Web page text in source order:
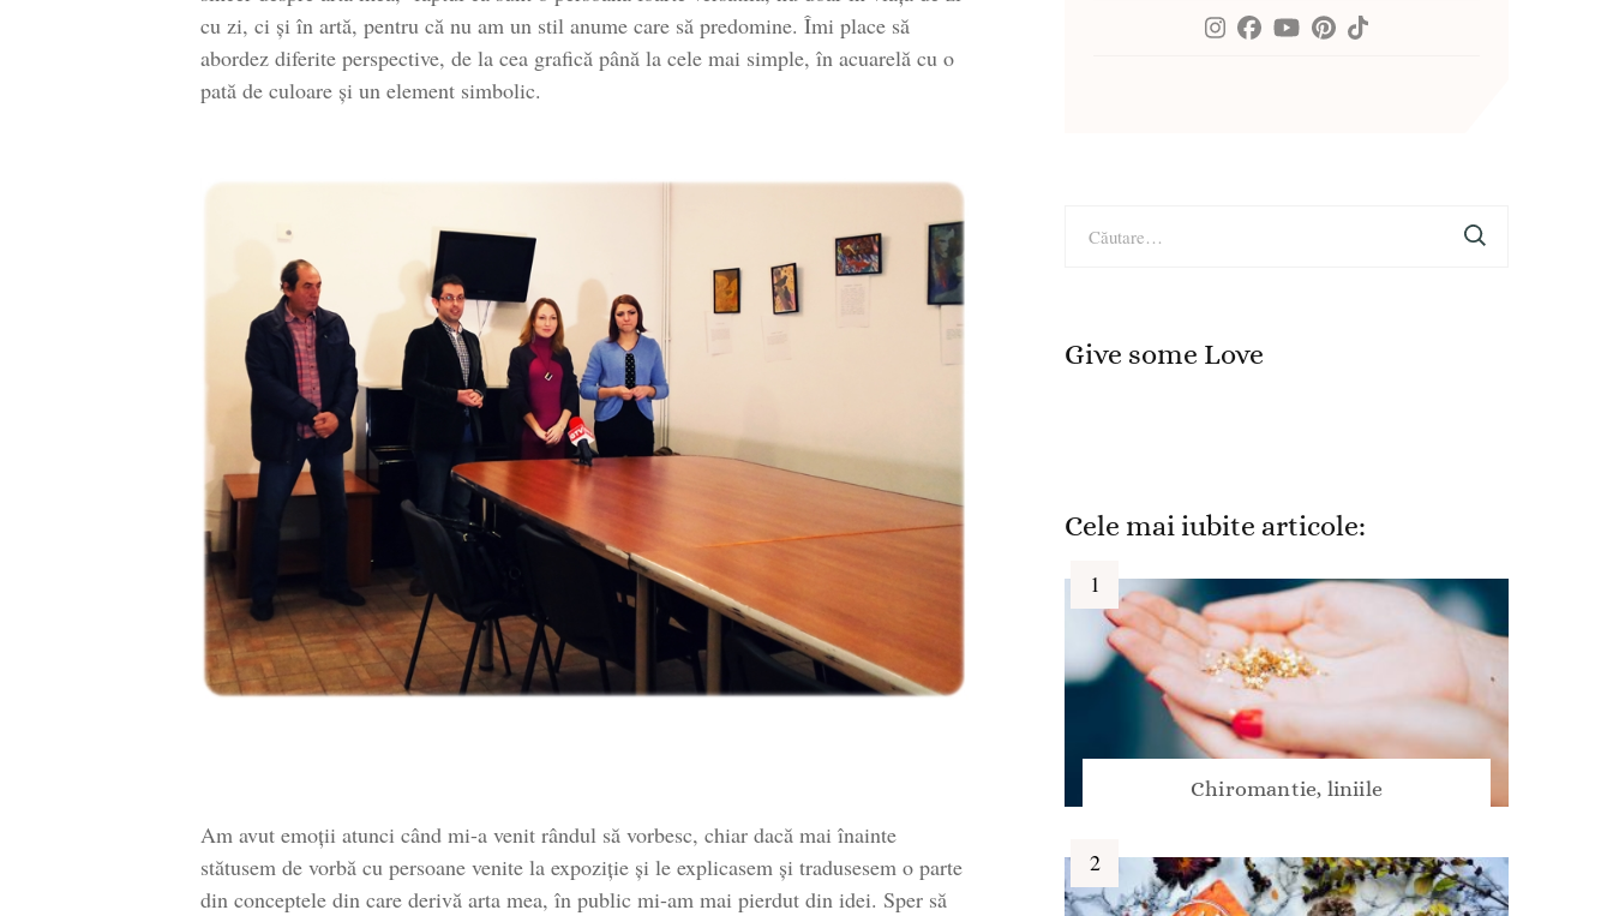
cu zi, ci și în artă, pentru că nu am un stil anume care să predomine. Îmi place să
abordez diferite perspective, de la cea grafică până la cele mai simple, în acuarelă cu o
pată de culoare și un element simbolic.
Am avut emoții atunci când mi-a venit rândul să vorbesc, chiar dacă mai înainte
stătusem de vorbă cu persoane venite la expoziție și le explicasem și tradusesem o parte
din conceptele din care derivă arta mea, în public mi-am mai pierdut din idei. Sper să
după:
Give some Love
Cele mai iubite articole:
Chiromantie, liniile